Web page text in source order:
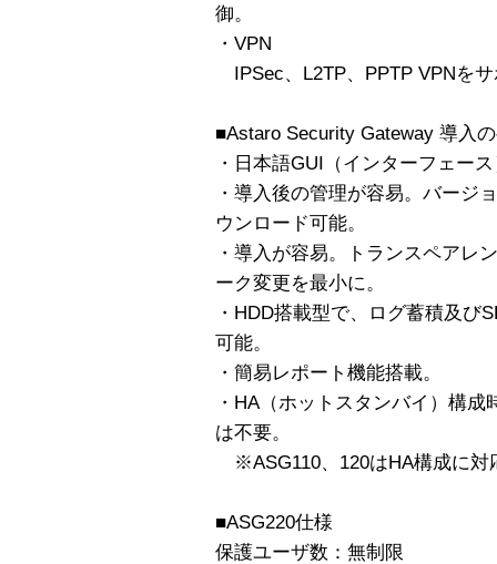
御。
・VPN
IPSec、L2TP、PPTP VPNを
■Astaro Security Gateway 導入
・日本語GUI（インターフェー
・導入後の管理が容易。バージ
ウンロード可能。
・導入が容易。トランスペアレ
ーク変更を最小に。
・HDD搭載型で、ログ蓄積及び
可能。
・簡易レポート機能搭載。
・HA（ホットスタンバイ）構
は不要。
※ASG110、120はHA構成に対
■ASG220仕様
保護ユーザ数：無制限